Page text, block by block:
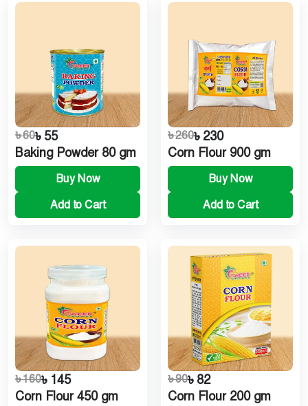
৳ 60৳ 55
Baking Powder 80 gm
Buy Now
Add to Cart
৳ 260৳ 230
Corn Flour 900 gm
Buy Now
Add to Cart
৳ 160৳ 145
Corn Flour 450 gm
৳ 90৳ 82
Corn Flour 200 gm